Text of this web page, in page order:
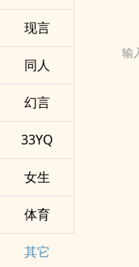
现言
同人
幻言
33YQ
女生
体育
其它
一笑：作
他又回来
邵欣欣笑
邵欣欣怒
输